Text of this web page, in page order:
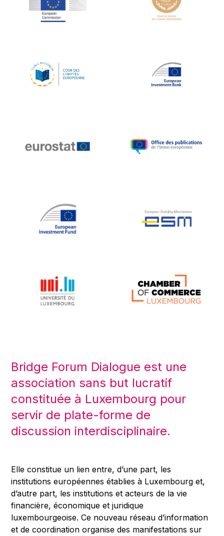
Bridge Forum Dialogue est une
association sans but lucratif
constituée à Luxembourg pour
servir de plate-forme de
discussion interdisciplinaire.
Elle constitue un lien entre, d’une part, les
institutions européennes établies à Luxembourg et,
d’autre part, les institutions et acteurs de la vie
financière, économique et juridique
luxembourgeoise. Ce nouveau réseau d’information
et de coordination organise des manifestations sur